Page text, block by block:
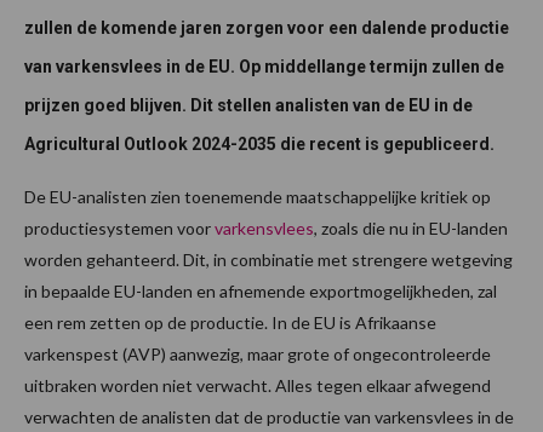
zullen de komende jaren zorgen voor een dalende productie
van varkensvlees in de EU. Op middellange termijn zullen de
prijzen goed blijven. Dit stellen analisten van de EU in de
Agricultural Outlook 2024-2035 die recent is gepubliceerd.
De EU-analisten zien toenemende maatschappelijke kritiek op
productiesystemen voorvarkensvlees, zoals die nu in EU-landen
worden gehanteerd. Dit, in combinatie met strengere wetgeving
in bepaalde EU-landen en afnemende exportmogelijkheden, zal
een rem zetten op de productie. In de EU is Afrikaanse
varkenspest (AVP) aanwezig, maar grote of ongecontroleerde
uitbraken worden niet verwacht. Alles tegen elkaar afwegend
verwachten de analisten dat de productie van varkensvlees in de